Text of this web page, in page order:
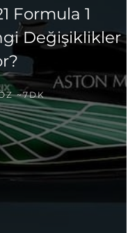
Formula 1
Değişiklikler
~7DK